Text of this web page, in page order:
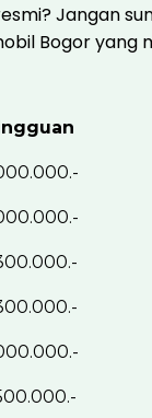
Jangan
Bogor yang